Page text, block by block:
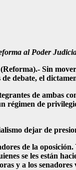
al Poder
Sin
debate, el
de ambas
régimen de
dejar de
de la
se les están
y a los